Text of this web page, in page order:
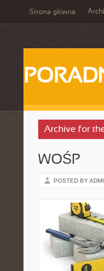
Strona główna
Archive for
WOŚP
POSTED BY